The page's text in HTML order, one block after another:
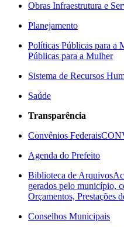
Obras Infraestrutura e
Planejamento
Políticas Públicas para a
Públicas para a Mulher
Sistema de Recursos
Saúde
Transparência
Convênios Federais
Agenda do Prefeito
Biblioteca de Arquivos
gerados pelo município,
Orçamentos, Prestações
Conselhos Municipais